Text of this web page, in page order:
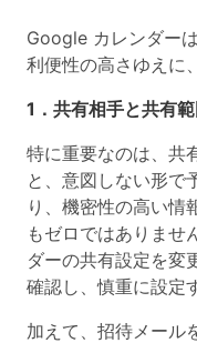
Google カレンダー
利便性の高さゆえに
1．共有相手と共有
特に重要なのは、共
と、意図しない形で
り、機密性の高い情
もゼロではありませ
ダーの共有設定を変
確認し、慎重に設定
加えて、招待メール